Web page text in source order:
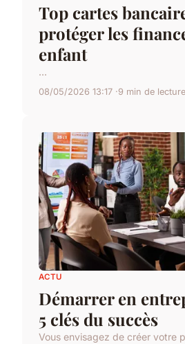
Top cartes
protéger les
enfant
...
08/05/2026 13:17 9 min de lecture
ACTU
Démarrer en
5 clés du succès
Vous envisagez de créer votre